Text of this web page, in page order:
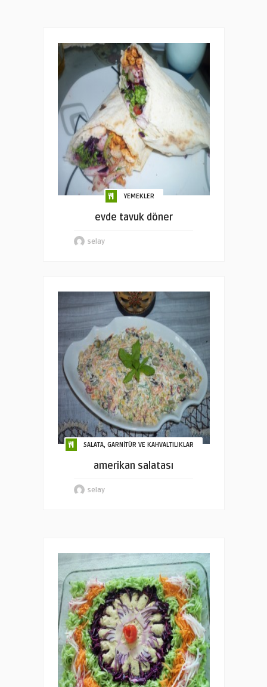
YEMEKLER
evde tavuk döner
selay
SALATA, GARNİTÜR VE KAHVALTILIKLAR
amerikan salatası
selay